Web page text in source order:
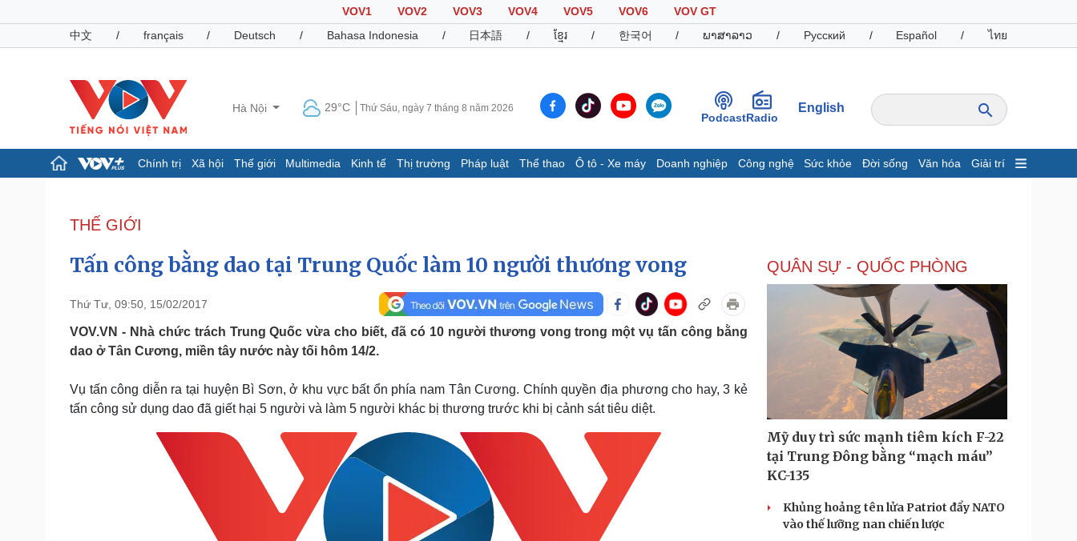
VOV1 VOV2 VOV3 VOV4 VOV5 VOV6
VOV GT
中文
/ français / Deutsch / Bahasa Indonesia / 日本語 / ខ្មែរ / 한국어 / ພາສາລາວ / Русский / Español / ไทย
Hà Nội 29°C Thứ Sáu, ngày 7 tháng 8 năm 2026
PodcastRadio
English
Chính trị Xã hội Thế giới Multimedia Kinh tế Thị trường Pháp luật Thể thao Ô tô - Xe máy Doanh nghiệp Công nghệ Sức khỏe Đời sống Văn hóa Giải trí
Đảng
Tổ chức nhân sự
Quốc hội
Nhận diện sự thật
Dấu ấn VOV
Hồ sơ
Infographic
Chứng khoán
Giá cà phê
Pháp luật
Vụ án
Tư vấn luật
Quân sự - Quốc phòng
Vũ khí
Phân tích
Thể thao
Thế giới thể thao
eSports
Hậu trường
Ô tô - Xe máy
Tư vấn
Doanh nghiệp
Doanh nghiệp 24h
Doanh nhân
Công nghệ
Sành điệu
Tin Công nghệ
Trải nghiệm
Chuyển đổi số
Dinh dưỡng - món ngon
Đời sống
Nhà đẹp
Tình yêu - Gia đình
Sân khấu - Điện ảnh
Văn học
Âm nhạc
Nghệ sĩ
Thời trang
Sao Việt
Podcast
Câu chuyện thời sự
Cửa sổ tình yêu
Kể chuyện cho bé
Hạt giống tâm hồn
THẾ GIỚI
Tấn công bằng dao tại Trung Quốc làm 10 người thương vong
Thứ Tư, 09:50, 15/02/2017
VOV.VN - Nhà chức trách Trung Quốc vừa cho biết, đã có 10 người thương vong trong một vụ tấn công bằng
dao ở Tân Cương, miền tây nước này tối hôm 14/2.
Vụ tấn công diễn ra tại huyện Bì Sơn, ở khu vực bất ổn phía nam Tân Cương. Chính quyền địa phương cho hay, 3 kẻ
tấn công sử dụng dao đã giết hại 5 người và làm 5 người khác bị thương trước khi bị cảnh sát tiêu diệt.
QUÂN SỰ - QUỐC PHÒNG
Mỹ duy trì sức mạnh tiêm kích F-22
tại Trung Đông bằng “mạch máu”
KC-135
Khủng hoảng tên lửa Patriot đẩy NATO
vào thế lưỡng nan chiến lược